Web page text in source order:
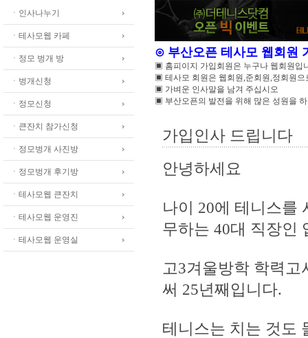
ㆍ인사나누기
ㆍ테사모웹 카페
ㆍ정모 벙개 방
ㆍ벙개신청
ㆍ정모신청
ㆍ큰잔치 참가신청
ㆍ정모벙개 사진방
ㆍ정모벙개 후기방
ㆍ테사모웹 큰잔치
ㆍ테사모웹 운영진
ㆍ테사모웹 운영실
⊙ 부산오픈 테사모 웹회원
▣ 홈피이지 가입회원은 누구나 웹회원입
▣ 테사모 회원은 웹회원,준회원,정회원으
▣ 가벼운 인사말을 남겨 주십시오
▣ 부산오픈의 발전을 위해 많은 성원을
가입인사 드립니다
안녕하세요
나이 20에 테니스를
무하는 40대 직장인
고3겨울방학 학력고
써 25년째입니다.
테니스는 치는 것도